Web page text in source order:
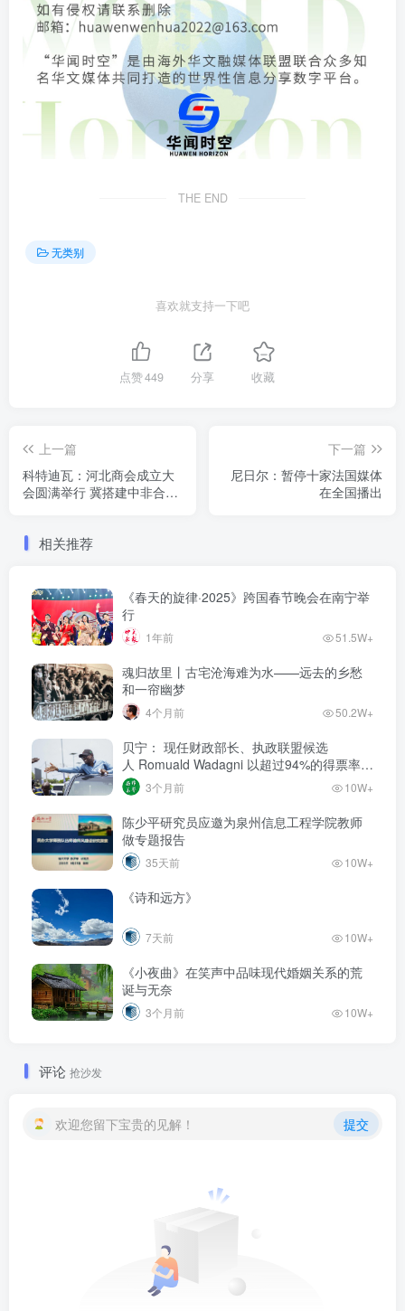
THE END
无类别
喜欢就支持一下吧
点赞449 分享 收藏
上一篇
科特迪瓦：河北商会成立大
会圆满举行 冀搭建中非合作
下一篇
尼日尔：暂停十家法国媒体
在全国播出
相关推荐
《春天的旋律·2025》跨国春节晚会在南宁举
行
1年前 51.5W+
魂归故里丨古宅沧海难为水——远去的乡愁
和一帘幽梦
4个月前 50.2W+
贝宁： 现任财政部长、执政联盟候选
人‌ Romuald Wadagni 以超过94%的得票率当
选新任总统‌
3个月前 10W+
陈少平研究员应邀为泉州信息工程学院教师
做专题报告
35天前 10W+
《诗和远方》
7天前 10W+
《小夜曲》在笑声中品味现代婚姻关系的荒
诞与无奈
3个月前 10W+
评论 抢沙发
欢迎您留下宝贵的见解！ 提交